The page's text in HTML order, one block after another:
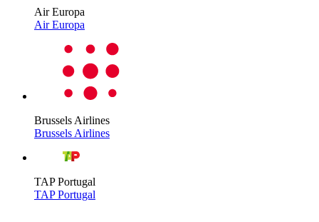
Air Europa
Air Europa
Brussels Airlines
Brussels Airlines
TAP Portugal
TAP Portugal